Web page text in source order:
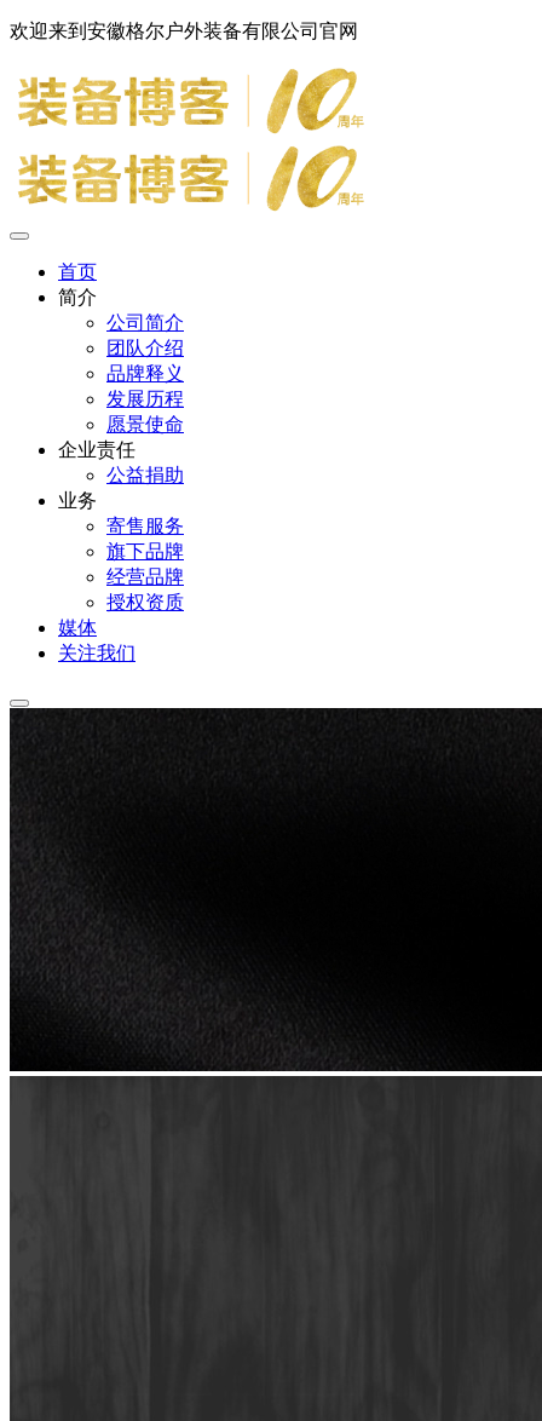
欢迎来到安徽格尔户外装备有限公司官网
首页
简介
公司简介
团队介绍
品牌释义
发展历程
愿景使命
企业责任
公益捐助
业务
寄售服务
旗下品牌
经营品牌
授权资质
媒体
关注我们